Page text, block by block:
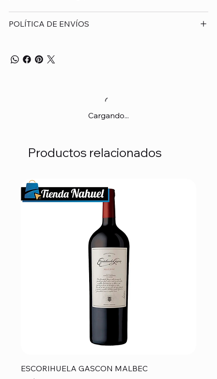
POLÍTICA DE ENVÍOS
Cargando...
Productos relacionados
ESCORIHUELA GASCON MALBEC